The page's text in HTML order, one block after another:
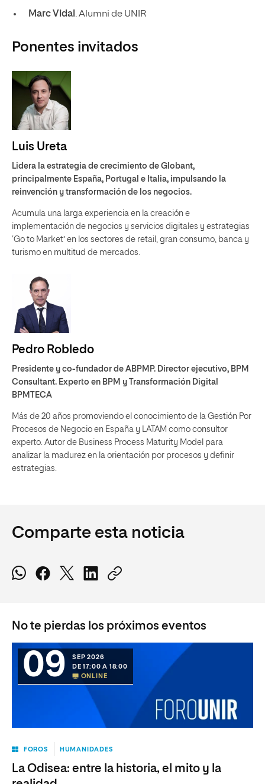
Marc Vidal . Alumni de UNIR
Ponentes invitados
Luis Ureta
Lidera la estrategia de crecimiento de Globant,
principalmente España, Portugal e Italia, impulsando la
reinvención y transformación de los negocios.
Acumula una larga experiencia en la creación e
implementación de negocios y servicios digitales y estrategias
‘Go to Market’ en los sectores de retail, gran consumo, banca y
turismo en multitud de mercados.
Pedro Robledo
Presidente y co-fundador de ABPMP. Director ejecutivo, BPM
Consultant. Experto en BPM y Transformación Digital
BPMTECA
Más de 20 años promoviendo el conocimiento de la Gestión Por
Procesos de Negocio en España y LATAM como consultor
experto. Autor de Business Process Maturity Model para
analizar la madurez en la orientación por procesos y definir
estrategias.
Comparte esta noticia
No te pierdas los próximos eventos
09
SEP 2026
DE 17:00 A 18:00
ONLINE
FOROS HUMANIDADES
La Odisea: entre la historia, el mito y la